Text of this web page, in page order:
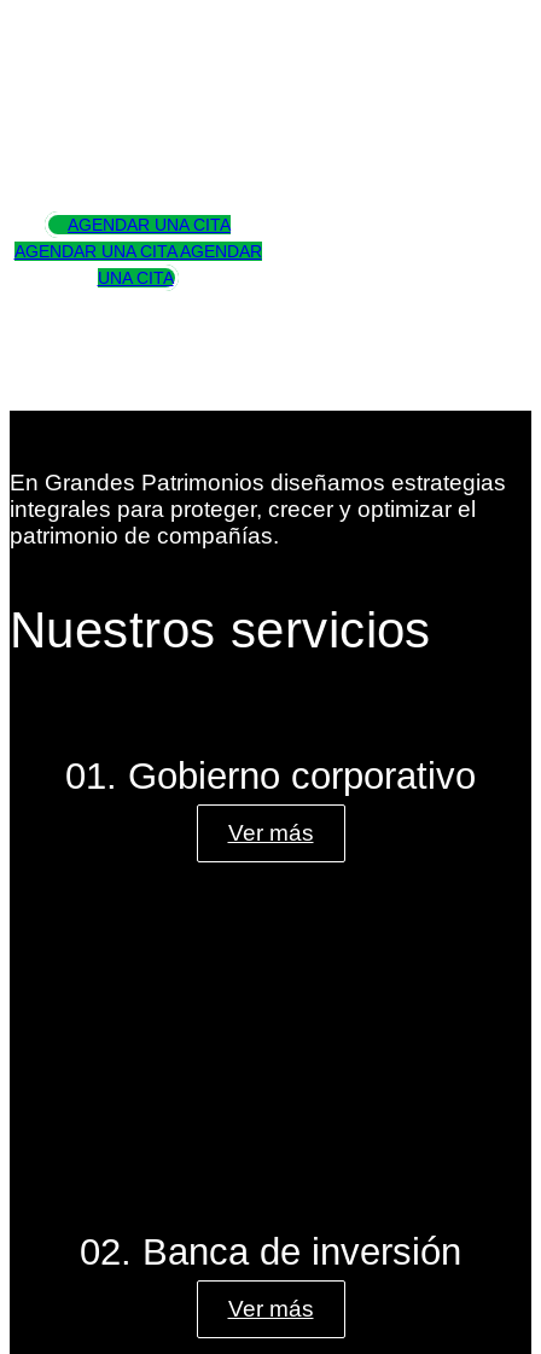
AGENDAR UNA CITA
AGENDAR UNA CITA AGENDAR
UNA CITA
En Grandes Patrimonios diseñamos estrategias
integrales para proteger, crecer y optimizar el
patrimonio de compañías.
Nuestros servicios
01. Gobierno corporativo
Ver más
02. Banca de inversión
Ver más